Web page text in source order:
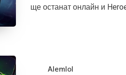
ще останат онлайн и
Alemlol